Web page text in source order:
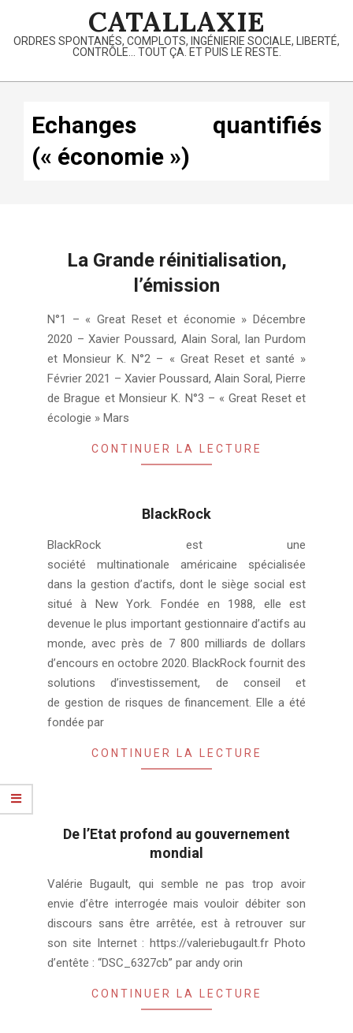
content
CATALLAXIE
ORDRES SPONTANÉS, COMPLOTS, INGÉNIERIE SOCIALE, LIBERTÉ,
CONTRÔLE… TOUT ÇA. ET PUIS LE RESTE.
Primary
Echanges quantifiés
(« économie »)
La Grande réinitialisation,
l’émission
06-
07
N°1 – « Great Reset et économie » Décembre
2020 – Xavier Poussard, Alain Soral, Ian Purdom
et Monsieur K. N°2 – « Great Reset et santé »
Février 2021 – Xavier Poussard, Alain Soral, Pierre
de Brague et Monsieur K. N°3 – « Great Reset et
écologie » Mars
CONTINUER LA LECTURE
BlackRock
04-
22
BlackRock est une
société multinationale américaine spécialisée
dans la gestion d’actifs, dont le siège social est
situé à New York. Fondée en 1988, elle est
devenue le plus important gestionnaire d’actifs au
monde, avec près de 7 800 milliards de dollars
d’encours en octobre 2020. BlackRock fournit des
solutions d’investissement, de conseil et
de gestion de risques de financement. Elle a été
fondée par
CONTINUER LA LECTURE
De l’Etat profond au gouvernement
mondial
03-
24
Valérie Bugault, qui semble ne pas trop avoir
envie d’être interrogée mais vouloir débiter son
discours sans être arrêtée, est à retrouver sur
son site Internet : https://valeriebugault.fr Photo
d’entête : “DSC_6327cb” par andy orin
CONTINUER LA LECTURE